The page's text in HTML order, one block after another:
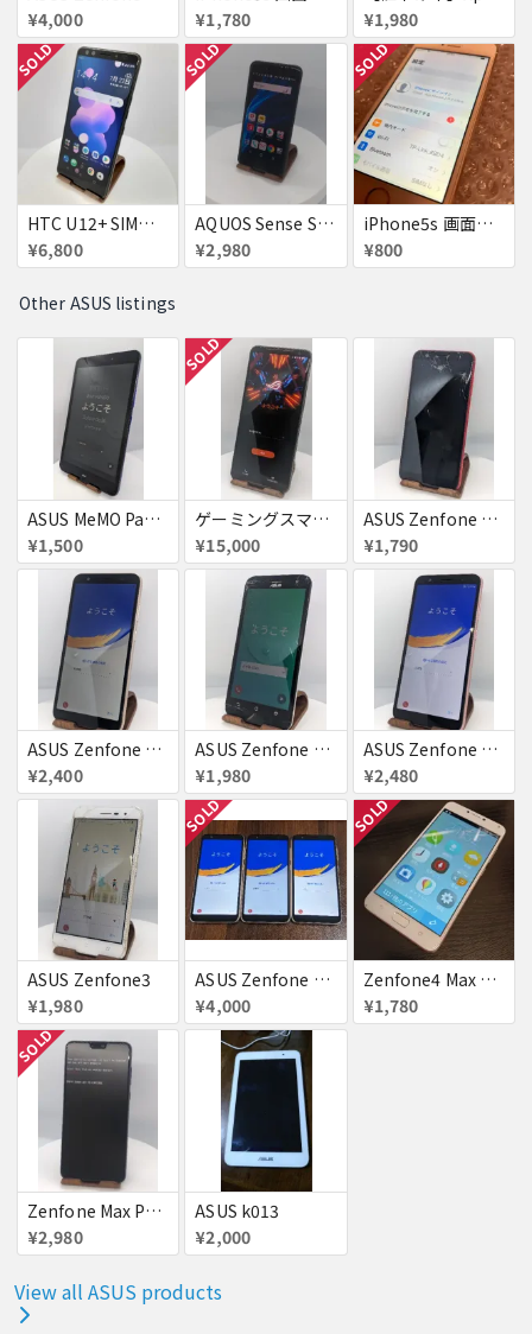
¥4,000
¥1,780
¥1,980
SOLD
HTC U12+ SIMフリー 354395090094851
¥6,800
SOLD
AQUOS Sense SH-01K 若干訳アリ
¥2,980
SOLD
iPhone5s 画面焼付
¥800
Other ASUS listings
ASUS MeMO Pad 8 AST21 au
¥1,500
SOLD
ゲーミングスマホ【ROG Phone2 512GB】
¥15,000
ASUS Zenfone Max
¥1,790
ASUS Zenfone Live
¥2,400
ASUS Zenfone 2 Laser
¥1,980
ASUS Zenfone Live
¥2,480
ASUS Zenfone3
¥1,980
SOLD
ASUS Zenfone Live (L1) ロック品×3台
¥4,000
SOLD
Zenfone4 Max Pro 画面割れ SIMフリー
¥1,780
SOLD
Zenfone Max Pro M2 起動不可美品
¥2,980
ASUS k013
¥2,000
View all ASUS products